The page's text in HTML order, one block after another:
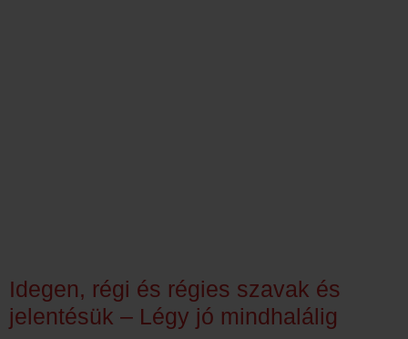
Idegen, régi és régies szavak és
jelentésük – Légy jó mindhalálig